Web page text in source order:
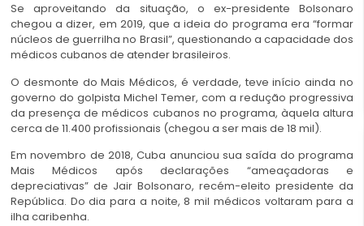
Se aproveitando da situação, o ex-presidente Bolsonaro
chegou a dizer, em 2019, que a ideia do programa era “formar
núcleos de guerrilha no Brasil”, questionando a capacidade dos
médicos cubanos de atender brasileiros.
O desmonte do Mais Médicos, é verdade, teve início ainda no
governo do golpista Michel Temer, com a redução progressiva
da presença de médicos cubanos no programa, àquela altura
cerca de 11.400 profissionais (chegou a ser mais de 18 mil).
Em novembro de 2018, Cuba anunciou sua saída do programa
Mais Médicos após declarações “ameaçadoras e
depreciativas” de Jair Bolsonaro, recém-eleito presidente da
República. Do dia para a noite, 8 mil médicos voltaram para a
ilha caribenha.